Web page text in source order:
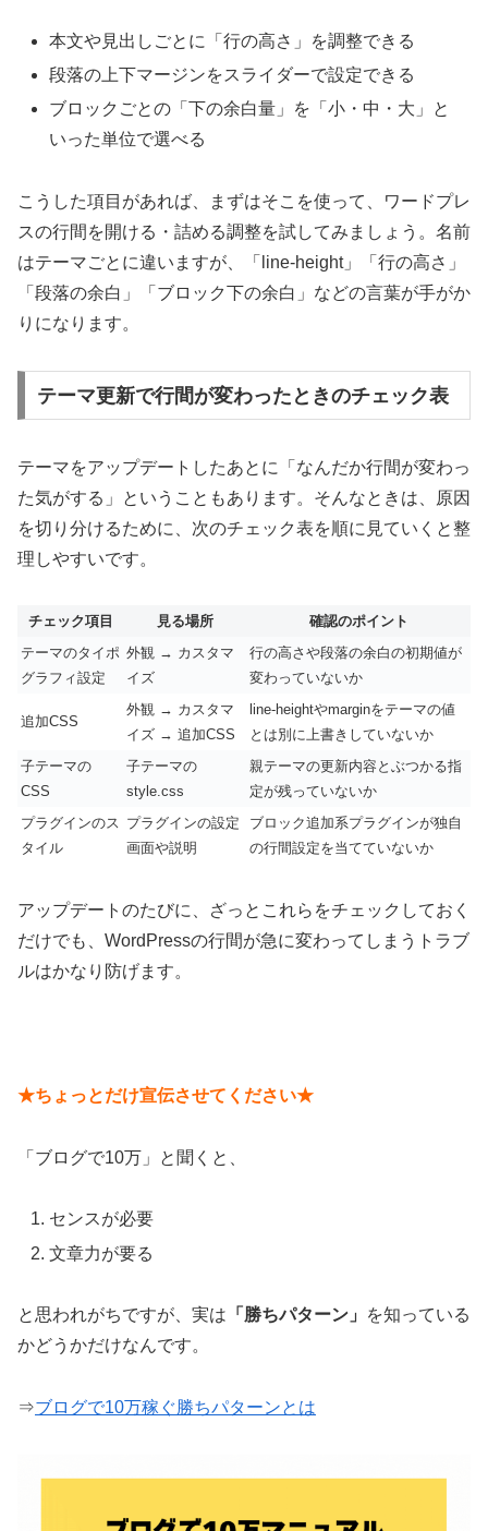
本文や見出しごとに「行の高さ」を調整できる
段落の上下マージンをスライダーで設定できる
ブロックごとの「下の余白量」を「小・中・大」と
いった単位で選べる
こうした項目があれば、まずはそこを使って、ワードプレ
スの行間を開ける・詰める調整を試してみましょう。名前
はテーマごとに違いますが、「line-height」「行の高さ」
「段落の余白」「ブロック下の余白」などの言葉が手がか
りになります。
テーマ更新で行間が変わったときのチェック表
テーマをアップデートしたあとに「なんだか行間が変わっ
た気がする」ということもあります。そんなときは、原因
を切り分けるために、次のチェック表を順に見ていくと整
理しやすいです。
チェック項目 見る場所
確認のポイント
テーマのタイポ
グラフィ設定
外観 → カスタマ
イズ
行の高さや段落の余白の初期値が
変わっていないか
追加CSS
外観 → カスタマ
イズ → 追加CSS
line-heightやmarginをテーマの値
とは別に上書きしていないか
子テーマの
CSS
子テーマの
style.css
親テーマの更新内容とぶつかる指
定が残っていないか
プラグインのス
タイル
プラグインの設定
画面や説明
ブロック追加系プラグインが独自
の行間設定を当てていないか
アップデートのたびに、ざっとこれらをチェックしておく
だけでも、WordPressの行間が急に変わってしまうトラブ
ルはかなり防げます。
★ちょっとだけ宣伝させてください★
「ブログで10万」と聞くと、
センスが必要
文章力が要る
と思われがちですが、実は 「勝ちパターン」
を知っている
かどうかだけなんです。
⇒ブログで10万稼ぐ勝ちパターンとは